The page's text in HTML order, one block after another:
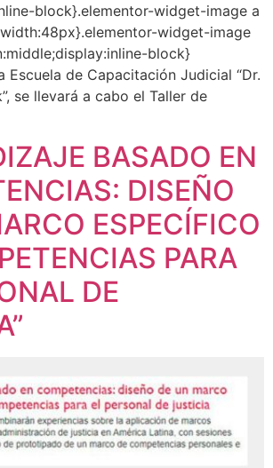
block}.elementor-widget-image a
widget-image
block}
Escuela de Capacitación Judicial “Dr.
se llevará a cabo el Taller de
BASADO EN
DISEÑO
ESPECÍFICO
PARA
DE